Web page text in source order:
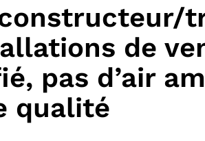
de
pas d’air
qualité